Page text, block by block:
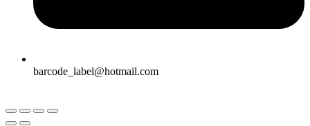
barcode_label@hotmail.com